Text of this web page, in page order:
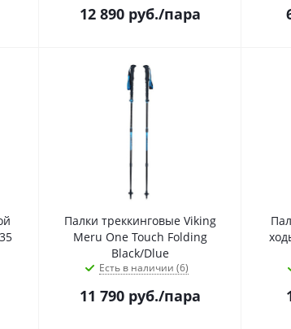
12 890 руб./пара
Палки треккинговые Viking
Meru One Touch Folding
Black/Dlue
Есть в наличии (6)
11 790 руб./пара